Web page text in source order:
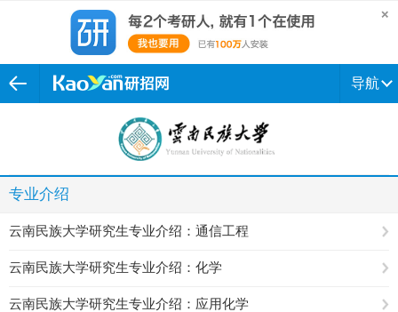
导航
专业介绍
云南民族大学研究生专业介绍：通信工程
云南民族大学研究生专业介绍：化学
云南民族大学研究生专业介绍：应用化学